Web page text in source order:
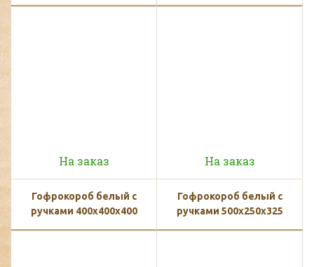
На заказ
Гофрокороб белый с
ручками 400х400х400
На заказ
Гофрокороб белый с
ручками 500х250х325